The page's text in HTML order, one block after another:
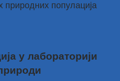
природних популација
у лабораторији